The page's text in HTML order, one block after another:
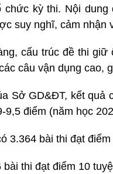
chức kỳ thi. Nội
suy nghĩ, cảm nhận
cấu trúc đề thi
câu vận dụng cao,
Sở GD&ĐT, kết quả
9,5 điểm (năm học
3.364 bài thi đạt
bài thi đạt điểm 10